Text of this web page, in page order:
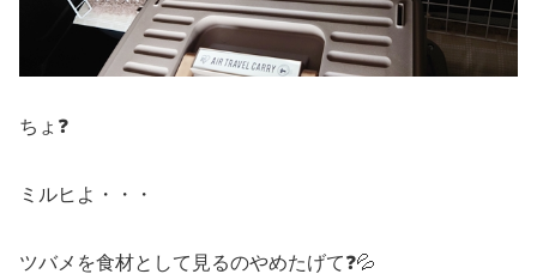
ちょ❓
ミルヒよ・・・
ツバメを食材として見るのやめたげて❓💦